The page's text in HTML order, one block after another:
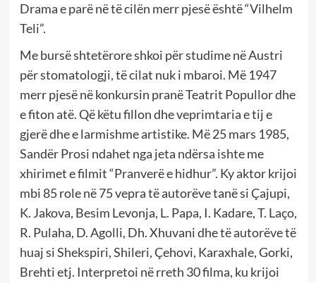
Drama e parë në të cilën merr pjesë është “Vilhelm
Teli”.
Me bursë shtetërore shkoi për studime në Austri
për stomatologji, të cilat nuk i mbaroi. Më 1947
merr pjesë në konkursin pranë Teatrit Popullor dhe
e fiton atë. Që këtu fillon dhe veprimtaria e tij e
gjerë dhe e larmishme artistike. Më 25 mars 1985,
Sandër Prosi ndahet nga jeta ndërsa ishte me
xhirimet e filmit “Pranverë e hidhur”. Ky aktor krijoi
mbi 85 role në 75 vepra të autorëve tanë si Çajupi,
K. Jakova, Besim Levonja, L. Papa, I. Kadare, T. Laço,
R. Pulaha, D. Agolli, Dh. Xhuvani dhe të autorëve të
huaj si Shekspiri, Shileri, Çehovi, Karaxhale, Gorki,
Brehti etj. Interpretoi në rreth 30 filma, ku krijoi